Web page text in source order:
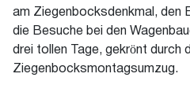
am Ziegenbocksdenkmal, den
die Besuche bei den
drei tollen Tage, gekrönt durch
Ziegenbocksmontagsumzug.